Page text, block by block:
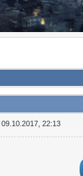
09.10.2017, 22:13